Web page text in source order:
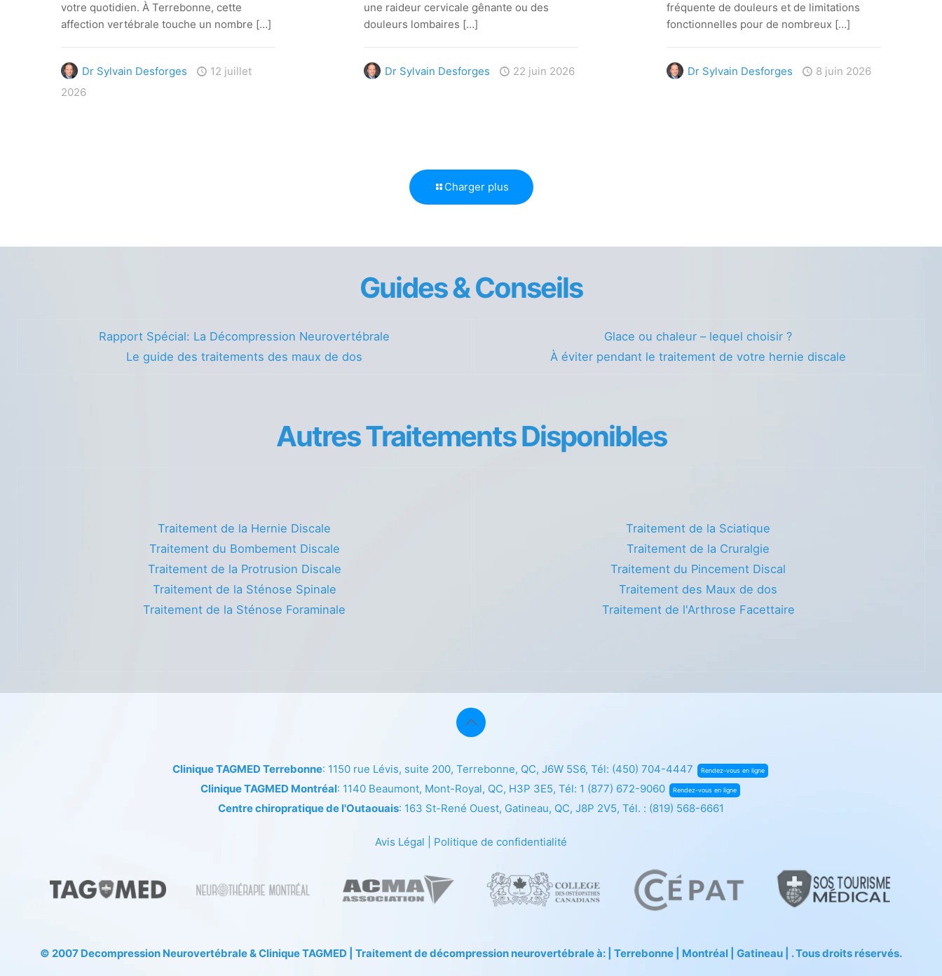
votre quotidien. À Terrebonne, cette
affection vertébrale touche un nombre […]
Dr Sylvain Desforges
12 juillet
2026
une raideur cervicale gênante ou des
douleurs lombaires […]
Dr Sylvain Desforges 22 juin 2026
fréquente de douleurs et de limitations
fonctionnelles pour de nombreux[…]
Dr Sylvain Desforges 8 juin 2026
Charger plus
Guides & Conseils
Rapport Spécial: La Décompression Neurovertébrale
Le guide des traitements des maux de dos
Glace ou chaleur – lequel choisir ?
À éviter pendant le traitement de votre hernie discale
Autres Traitements Disponibles
Traitement de la Hernie Discale
Traitement du Bombement Discale
Traitement de la Protrusion Discale
Traitement de la Sténose Spinale
Traitement de la Sténose Foraminale
Traitement de la Sciatique
Traitement de la Cruralgie
Traitement du Pincement Discal
Traitement des Maux de dos
Traitement de l'Arthrose Facettaire
Clinique TAGMED Terrebonne: 1150 rue Lévis, suite 200, Terrebonne, QC, J6W 5S6, Tél: (450) 704-4447 Rendez-vous en ligne
Clinique TAGMED Montréal: 1140 Beaumont, Mont-Royal, QC, H3P 3E5, Tél: 1 (877) 672-9060 Rendez-vous en ligne
Centre chiropratique de l'Outaouais: 163 St-René Ouest, Gatineau, QC, J8P 2V5, Tél. : (819) 568-6661
Avis Légal Politique de confidentialité
© 2007 Decompression Neurovertébrale&Clinique TAGMED | Traitement de décompression neurovertébrale à: | Terrebonne | Montréal | Gatineau | . Tous droits réservés.